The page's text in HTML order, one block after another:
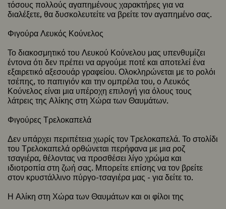
τόσους πολλούς αγαπημένους χαρακτήρες για να
διαλέξετε, θα δυσκολευτείτε να βρείτε τον αγαπημένο σας.
Φιγούρα Λευκός Κούνελος
Το διακοσμητικό του Λευκού Κούνελου μας υπενθυμίζει
έντονα ότι δεν πρέπει να αργούμε ποτέ και αποτελεί ένα
εξαιρετικό αξεσουάρ γραφείου. Ολοκληρώνεται με το ρολόι
τσέπης, το παπιγιόν και την ομπρέλα του, ο Λευκός
Κούνελος είναι μια υπέροχη επιλογή για όλους τους
λάτρεις της Αλίκης στη Χώρα των Θαυμάτων.
Φιγούρες Τρελοκαπελά
Δεν υπάρχει περιπέτεια χωρίς τον Τρελοκαπελά. Το στολίδι
του Τρελοκαπελά ορθώνεται περήφανα με μια ροζ
τσαγιέρα, θέλοντας να προσθέσει λίγο χρώμα και
ιδιοτροπία στη ζωή σας. Μπορείτε επίσης να τον βρείτε
στον κρυστάλλινο πύργο-τσαγιέρα μας - για δείτε το.
Η Αλίκη στη Χώρα των Θαυμάτων και οι φίλοι της